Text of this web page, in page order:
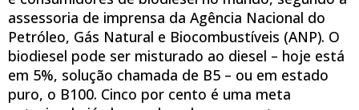
assessoria de imprensa da Agência Nacional do
Petróleo, Gás Natural e Biocombustíveis (ANP). O
biodiesel pode ser misturado ao diesel – hoje está
em 5%, solução chamada de B5 – ou em estado
puro, o B100. Cinco por cento é uma meta